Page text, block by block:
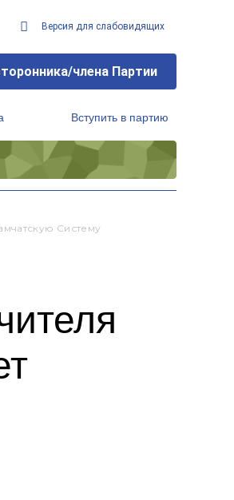
Версия для слабовидящих
члена Партии
Вступить в партию
Систему